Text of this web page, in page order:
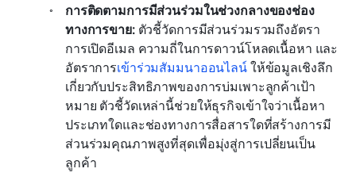
การติดตามการมีส่วนร่วมในช่วงกลางของช่อง
ทางการขาย: ตัวชี้วัดการมีส่วนร่วมรวมถึงอัตรา
การเปิดอีเมล ความถี่ในการดาวน์โหลดเนื้อหา และ
อัตราการเข้าร่วมสัมมนาออนไลน์ ให้ข้อมูลเชิงลึก
เกี่ยวกับประสิทธิภาพของการบ่มเพาะลูกค้าเป้า
หมาย ตัวชี้วัดเหล่านี้ช่วยให้ธุรกิจเข้าใจว่าเนื้อหา
ประเภทใดและช่องทางการสื่อสารใดที่สร้างการมี
ส่วนร่วมคุณภาพสูงที่สุดเพื่อมุ่งสู่การเปลี่ยนเป็น
ลูกค้า